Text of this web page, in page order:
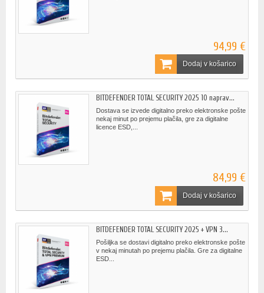
94,99 €
Dodaj v košarico
BITDEFENDER TOTAL SECURITY 2025 10 naprav...
Dostava se izvede digitalno preko elektronske pošte
nekaj minut po prejemu plačila, gre za digitalne
licence ESD,...
84,99 €
Dodaj v košarico
BITDEFENDER TOTAL SECURITY 2025 + VPN 3...
Pošiljka se dostavi digitalno preko elektronske pošte
v nekaj minutah po prejemu plačila. Gre za digitalne
ESD...